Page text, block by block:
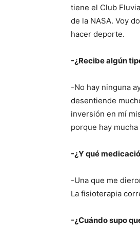
tiene el Club
de la NASA. Voy
hacer deporte.
-¿Recibe algún
-No hay ninguna
desentiende
inversión en mí
porque hay
-¿Y qué
-Una que me
La fisioterapia
-¿Cuándo supo